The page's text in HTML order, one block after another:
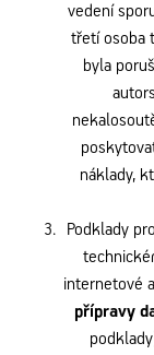
vedení
třetí osoba
byla
náklady,
Podklady
internetové
přípravy